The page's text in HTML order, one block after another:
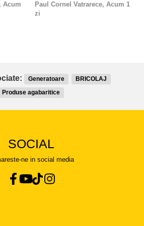
Acum
Paul Cornel Vatrarece, Acum 1
zi
Generatoare
BRICOLAJ
Produse agabaritice
SOCIAL
ne in social media